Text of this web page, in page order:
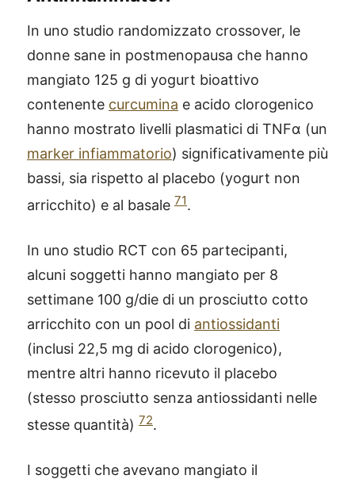
In uno studio randomizzato crossover, le
donne sane in postmenopausa che hanno
mangiato 125 g di yogurt bioattivo
contenente curcumina e acido clorogenico
hanno mostrato livelli plasmatici di TNFα (un
marker infiammatorio) significativamente più
bassi, sia rispetto al placebo (yogurt non
arricchito) e al basale 71.
In uno studio RCT con 65 partecipanti,
alcuni soggetti hanno mangiato per 8
settimane 100 g/die di un prosciutto cotto
arricchito con un pool di antiossidanti
(inclusi 22,5 mg di acido clorogenico),
mentre altri hanno ricevuto il placebo
(stesso prosciutto senza antiossidanti nelle
stesse quantità) 72.
I soggetti che avevano mangiato il